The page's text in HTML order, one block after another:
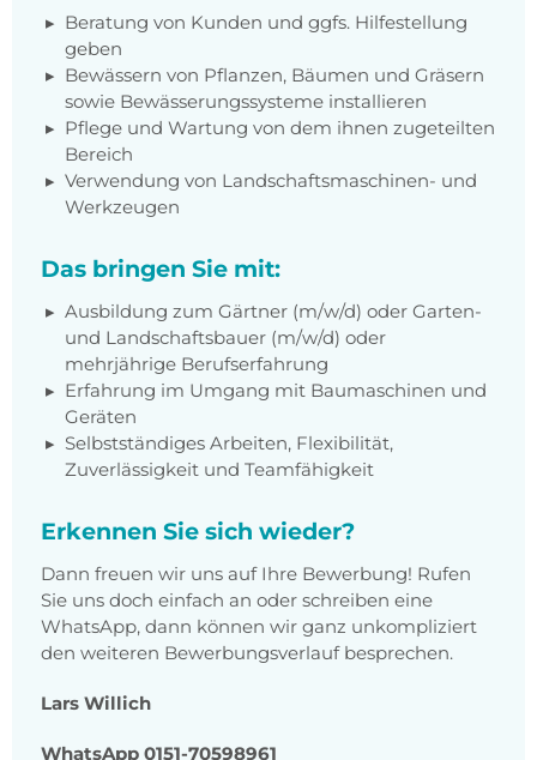
Beratung von Kunden und ggfs. Hilfestellung
geben
Bewässern von Pflanzen, Bäumen und Gräsern
sowie Bewässerungssysteme installieren
Pflege und Wartung von dem ihnen zugeteilten
Bereich
Verwendung von Landschaftsmaschinen- und
Werkzeugen
Das bringen Sie mit:
Ausbildung zum Gärtner (m/w/d) oder Garten-
und Landschaftsbauer (m/w/d) oder
mehrjährige Berufserfahrung
Erfahrung im Umgang mit Baumaschinen und
Geräten
Selbstständiges Arbeiten, Flexibilität,
Zuverlässigkeit und Teamfähigkeit
Erkennen Sie sich wieder?
Dann freuen wir uns auf Ihre Bewerbung! Rufen
Sie uns doch einfach an oder schreiben eine
WhatsApp, dann können wir ganz unkompliziert
den weiteren Bewerbungsverlauf besprechen.
Lars Willich
WhatsApp 0151-70598961